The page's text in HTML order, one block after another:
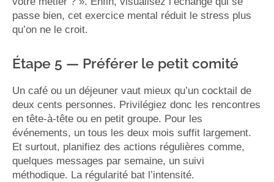
passe bien, cet exercice mental réduit le stress plus
qu’on ne le croit.
Étape 5 — Préférer le petit comité
Un café ou un déjeuner vaut mieux qu’un cocktail de
deux cents personnes. Privilégiez donc les rencontres
en tête-à-tête ou en petit groupe. Pour les
événements, un tous les deux mois suffit largement.
Et surtout, planifiez des actions régulières comme,
quelques messages par semaine, un suivi
méthodique. La régularité bat l’intensité.